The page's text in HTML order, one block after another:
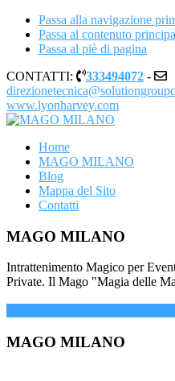
Passa alla navigazione
Passa al contenuto
Passa al piè di pagina
CONTATTI:
333494072 -
www.lyonharvey.com
MAGO
Illusionista a Milano
Home
MAGO MILANO
Blog
Mappa del Sito
Contatti
MAGO MILANO
Intrattenimento Magico per
Private. Il Mago "Magia delle
MAGO MILANO